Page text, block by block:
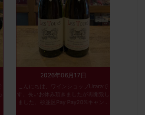
2026年06月17日
こんにちは、ワインショップUraraで
す。長いお休み頂きましたが再開致し
ました。杉並区Pay Pay20%キャン...